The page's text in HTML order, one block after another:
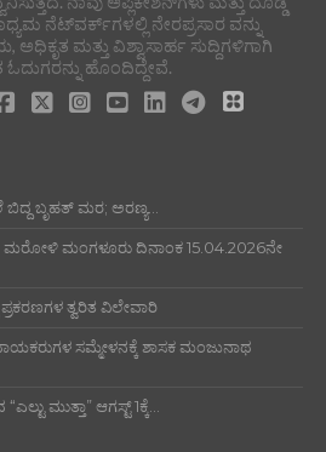
ನೆಟ್‌ವರ್ಕ್‌ಗಳಲ್ಲಿ ನೇರಪ್ರಸಾರ ವನ್ನು
ಮತ್ತು ವಿಶ್ವಾಸಾರ್ಹ ಸುದ್ದಿಗಳಿಗಾಗಿ
ಓದುಗರನ್ನು ಹೊಂದಿದ್ದೇವೆ.
ಬೃಹತ್ ಮರ; ಅರಣ್ಯ...
ಮರೋಳಿ ಮಂಗಳೂರು ದಿನಾಂಕ 15.04.2026ನೇ
ತ್ವರಿತ ವಿಲೇವಾರಿ
ಸಮ್ಮೇಳನಕ್ಕೆ ಶಾಸಕ ಮಂಜುನಾಥ
ಮುತ್ತಾ” ಆಗಸ್ಟ್ 1ಕ್ಕೆ...